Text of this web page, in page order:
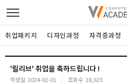
디자인정규과정
취업패키지 디자인과정 자격증과정
'릴리브'
작성일 2024-02-01 조회수 18,623